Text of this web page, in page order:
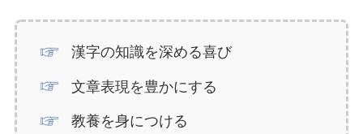
漢字の知識を深める喜び
文章表現を豊かにする
教養を身につける